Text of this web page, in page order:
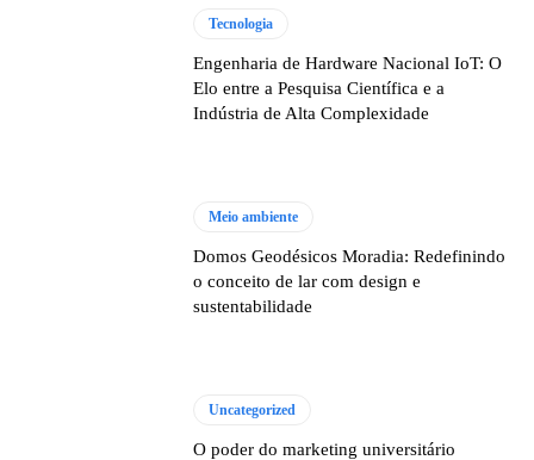
Tecnologia
Engenharia de Hardware Nacional IoT: O
Elo entre a Pesquisa Científica e a
Indústria de Alta Complexidade
Meio ambiente
Domos Geodésicos Moradia: Redefinindo
o conceito de lar com design e
sustentabilidade
Uncategorized
O poder do marketing universitário